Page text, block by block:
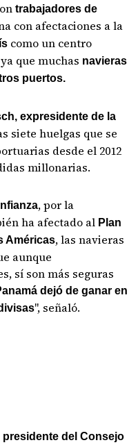
trabajadores de
con afectaciones a la
como un centro
que muchas navieras
puertos.
expresidente de la
siete huelgas que se
desde el 2012
millonarias.
, por la
ha afectado al Plan
Américas, las navieras
aunque
sí son más seguras
dejó de ganar en
", señaló.
del Consejo